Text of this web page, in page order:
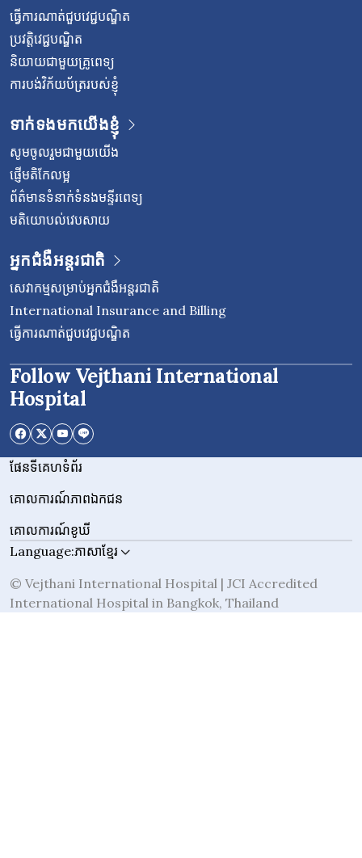
ធ្វើការណាត់ជួបវេជ្ជបណ្ឌិត
ប្រវត្តិវេជ្ជបណ្ឌិត
និយាយជាមួយគ្រូពេទ្យ
ការបង់វិក័យប័ត្ររបស់ខ្ញុំ
ទាក់ទងមកយើងខ្ញុំ
សូមចូលរួមជាមួយយើង
ផ្ញើមតិកែលម្អ
ព័ត៌មានទំនាក់ទំនងមន្ទីរពេទ្យ
មតិយោបល់វេបសាយ
អ្នកជំងឺអន្តរជាតិ
សេវាកម្មសម្រាប់អ្នកជំងឺអន្តរជាតិ
International Insurance and Billing
ធ្វើការណាត់ជួបវេជ្ជបណ្ឌិត
Follow Vejthani International
Hospital
ផែនទីគេហទំព័រ
គោលការណ៍​ភាព​ឯកជន
គោលការណ៍ខូឃី
© Vejthani International Hospital | JCI Accredited
International Hospital in Bangkok, Thailand
Language:ភាសាខ្មែរ